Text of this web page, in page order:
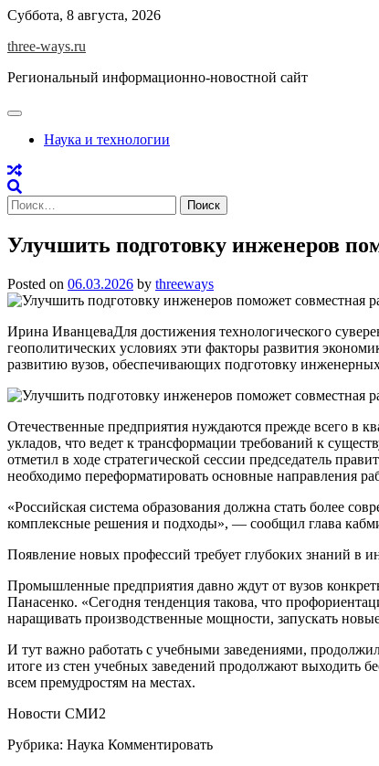
Skip
content
Суббота, 8 августа, 2026
three-ways.ru
Региональный информационно-новостной сайт
Наука и технологии
Найти:
Улучшить подготовку инженеров
Posted on 06.03.2026 by threeways
Ирина ИванцеваДля достижения технологического
геополитических условиях эти факторы развития
развитию вузов, обеспечивающих подготовку
Отечественные предприятия нуждаются прежде всего в
укладов, что ведет к трансформации требований к
отметил в ходе стратегической сессии председатель
необходимо переформатировать основные направления
«Российская система образования должна стать более
комплексные решения и подходы», — сообщил глава
Появление новых профессий требует глубоких знаний в
Промышленные предприятия давно ждут от вузов
Панасенко. «Сегодня тенденция такова, что
наращивать производственные мощности, запускать
И тут важно работать с учебными заведениями,
итоге из стен учебных заведений продолжают выходить
всем премудростям на местах.
Новости СМИ2
Рубрика: Наука Комментировать